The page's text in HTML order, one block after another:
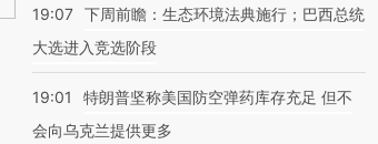
19:07 下周前瞻：生态环境法典施行；巴西总统
大选进入竞选阶段
19:01
特朗普坚称美国防空弹药库存充足 但不
会向乌克兰提供更多